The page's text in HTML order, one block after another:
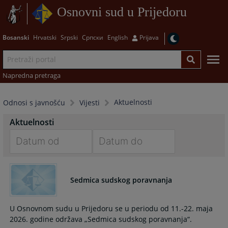
Osnovni sud u Prijedoru
Bosanski Hrvatski Srpski Српски English Prijava
Napredna pretraga
Odnosi s javnošću Vijesti Aktuelnosti
Aktuelnosti
forward
interact
the
calendar
to
the
calendar
Sedmica sudskog poravnanja
U Osnovnom sudu u Prijedoru se u periodu od 11.-22. maja
2026. godine održava „Sedmica sudskog poravnanja“.